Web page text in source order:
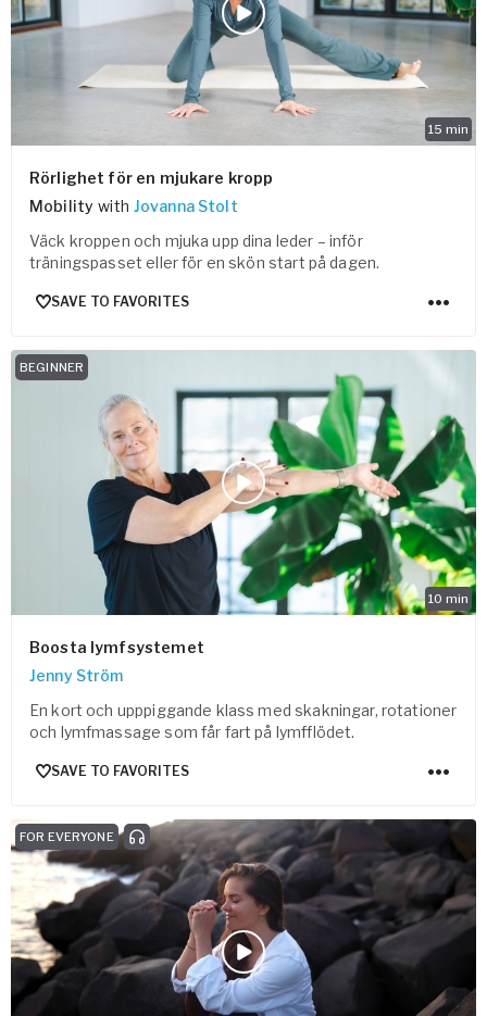
15 min
Rörlighet för en mjukare kropp
Mobility with Jovanna Stolt
Väck kroppen och mjuka upp dina leder – inför
träningspasset eller för en skön start på dagen.
SAVE TO FAVORITES
10 min
BEGINNER
Boosta lymfsystemet
Jenny Ström
En kort och upppiggande klass med skakningar, rotationer
och lymfmassage som får fart på lymfflödet.
SAVE TO FAVORITES
FOR EVERYONE